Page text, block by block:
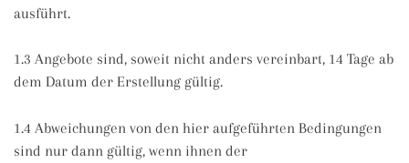
ausführt.
1.3 Angebote sind, soweit nicht anders vereinbart, 14 Tage ab
dem Datum der Erstellung gültig.
1.4 Abweichungen von den hier aufgeführten Bedingungen
sind nur dann gültig, wenn ihnen der